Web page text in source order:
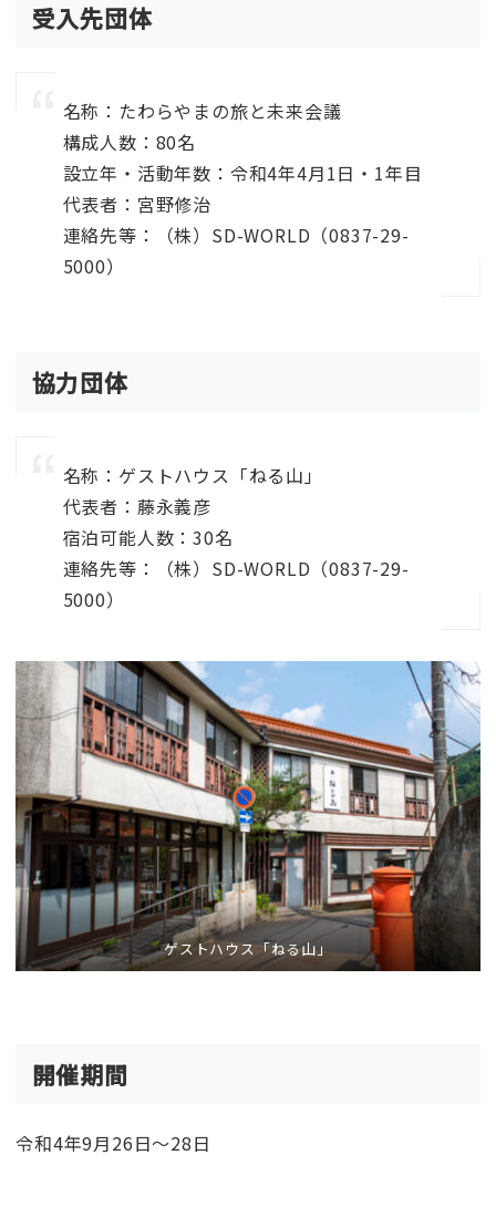
受入先団体
名称：たわらやまの旅と未来会議
構成人数：80名
設立年・活動年数：令和4年4月1日・1年目
代表者：宮野修治
連絡先等：（株）SD-WORLD（0837-29-
5000）
協力団体
名称：ゲストハウス「ねる山」
代表者：藤永義彦
宿泊可能人数：30名
連絡先等：（株）SD-WORLD（0837-29-
5000）
ゲストハウス「ねる山」
開催期間
令和4年9月26日～28日